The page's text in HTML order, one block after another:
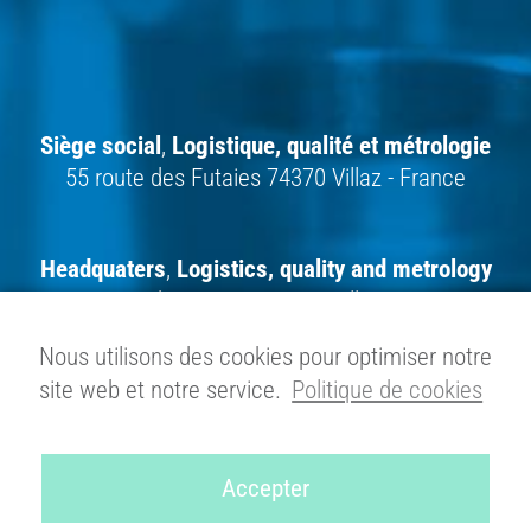
Nous utilisons des cookies pour optimiser notre
site web et notre service. Politique de cookies
Accepter
Siège social , Logistique, qualité et métrologie
55 route des Futaies 74370 Villaz - France
Headquaters, Logistics, quality and metrology
55 route des Futaies 74370 Villaz - France
Gesellschaftssitz,Logistik,
des Futaies 74370 Villaz - Frankreich